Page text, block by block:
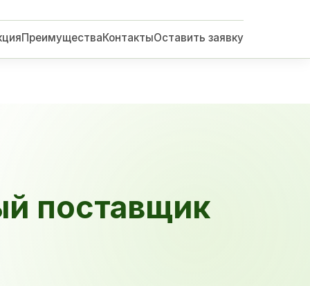
ПреимуществаКонтактыОставить заявку
поставщик